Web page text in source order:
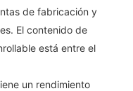
de fabricación y
El contenido de
está entre el
un rendimiento